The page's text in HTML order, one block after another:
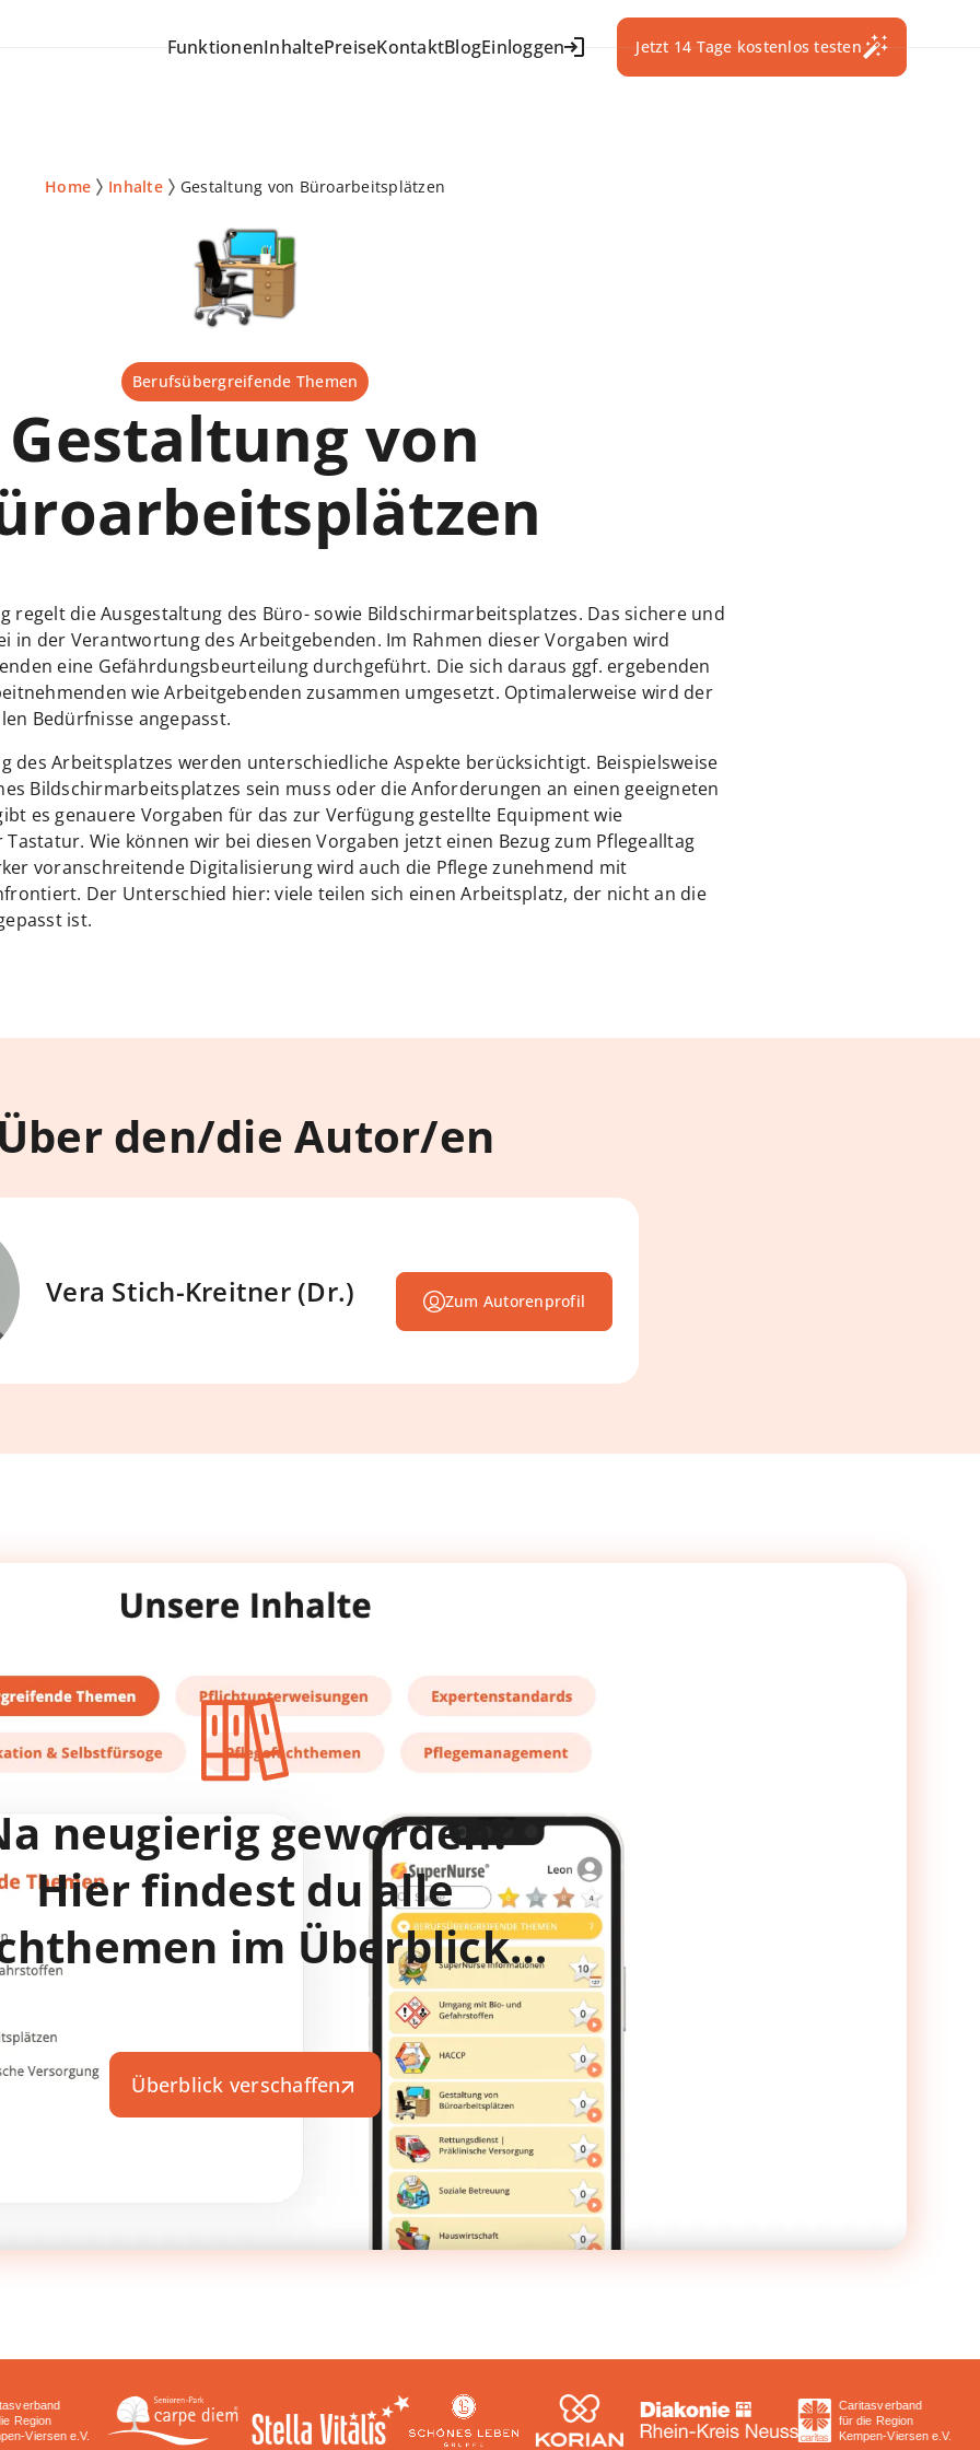
FunktionenInhaltePreiseKontaktBlogEinloggen Jetzt 14 Tage kostenlos testen
Home Inhalte Gestaltung von Büroarbeitsplätzen
Berufsübergreifende Themen
Gestaltung von
regelt die Ausgestaltung des Büro- sowie Bildschirmarbeitsplatzes. Das sichere und
in der Verantwortung des Arbeitgebenden. Im Rahmen dieser Vorgaben wird
eine Gefährdungsbeurteilung durchgeführt. Die sich daraus ggf. ergebenden
wie Arbeitgebenden zusammen umgesetzt. Optimalerweise wird der
Bedürfnisse angepasst.
des Arbeitsplatzes werden unterschiedliche Aspekte berücksichtigt. Beispielsweise
Bildschirmarbeitsplatzes sein muss oder die Anforderungen an einen geeigneten
es genauere Vorgaben für das zur Verfügung gestellte Equipment wie
Wie können wir bei diesen Vorgaben jetzt einen Bezug zum Pflegealltag
voranschreitende Digitalisierung wird auch die Pflege zunehmend mit
Der Unterschied hier: viele teilen sich einen Arbeitsplatz, der nicht an die
ist.
den/die Autor/en
Vera Stich-Kreitner (Dr.) Zum Autorenprofil
neugierig geworden?
Hier findest du alle
im Überblick…
Überblick verschaffen